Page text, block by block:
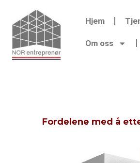
Hjem
Om oss
Fordelene med å